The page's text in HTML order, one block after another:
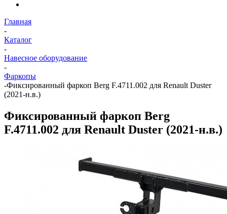
Главная
-
Каталог
-
Навесное оборудование
-
Фаркопы
-Фиксированный фаркоп Berg F.4711.002 для Renault Duster
(2021-н.в.)
Фиксированный фаркоп Berg
F.4711.002 для Renault Duster (2021-н.в.)